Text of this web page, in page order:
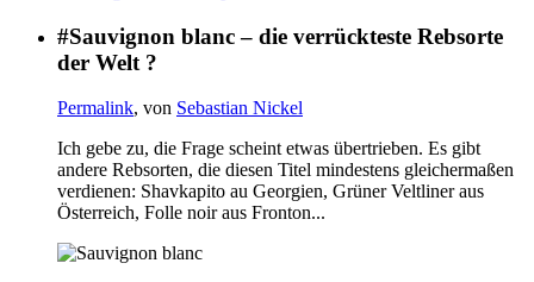
#Sauvignon blanc – die verrückteste Rebsorte
der Welt ?
Permalink, von Sebastian Nickel
Ich gebe zu, die Frage scheint etwas übertrieben. Es gibt
andere Rebsorten, die diesen Titel mindestens gleichermaßen
verdienen: Shavkapito au Georgien, Grüner Veltliner aus
Österreich, Folle noir aus Fronton...